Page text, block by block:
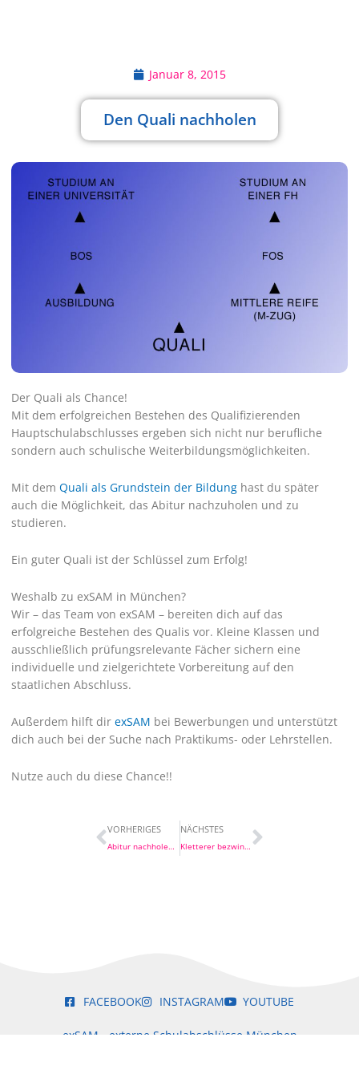
Januar 8, 2015
Den Quali nachholen
Der Quali als Chance!
Mit dem erfolgreichen Bestehen des Qualifizierenden
Hauptschulabschlusses ergeben sich nicht nur berufliche
sondern auch schulische Weiterbildungsmöglichkeiten.
Mit dem Quali als Grundstein der Bildung hast du später
auch die Möglichkeit, das Abitur nachzuholen und zu
studieren.
Ein guter Quali ist der Schlüssel zum Erfolg!
Weshalb zu exSAM in München?
Wir – das Team von exSAM – bereiten dich auf das
erfolgreiche Bestehen des Qualis vor. Kleine Klassen und
ausschließlich prüfungsrelevante Fächer sichern eine
individuelle und zielgerichtete Vorbereitung auf den
staatlichen Abschluss.
Außerdem hilft dir exSAM bei Bewerbungen und unterstützt
dich auch bei der Suche nach Praktikums- oder Lehrstellen.
Nutze auch du diese Chance!!
Prev
VORHERIGES
Abitur nachholen bei exSAM
NÄCHSTES
Kletterer bezwingen Steilwand
Nächster
FACEBOOK INSTAGRAM YOUTUBE
exSAM - externe Schulabschlüsse München